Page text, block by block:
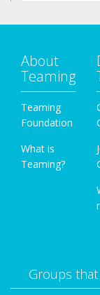
About
Teaming
Teaming
Foundation
What is
Teaming?
Groups